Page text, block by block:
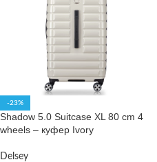
-23%
Shadow 5.0 Suitcase XL 80 cm 4
wheels – куфер Ivory
Delsey